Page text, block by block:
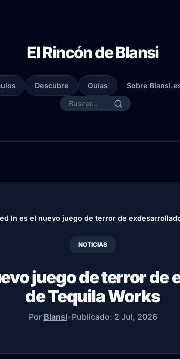
El Rincón de Blansi
Descubre Guías Sobre
In es el nuevo juego de terror de
NOTICIAS
juego de terror de
de Tequila Works
Por Blansi•Publicado: 2 Jul, 2026